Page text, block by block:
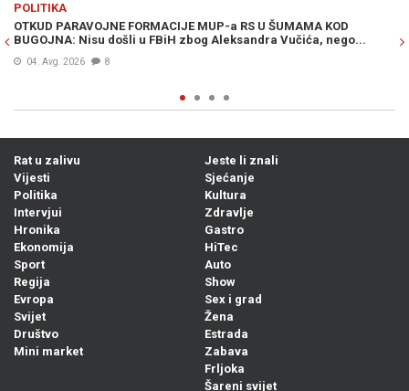
POLITIKA
OTKUD PARAVOJNE FORMACIJE MUP-a RS U ŠUMAMA KOD
BUGOJNA: Nisu došli u FBiH zbog Aleksandra Vučića, nego...
04. Avg. 2026 8
Rat u zalivu
Vijesti
Politika
Intervjui
Hronika
Ekonomija
Sport
Regija
Evropa
Svijet
Društvo
Mini market
Jeste li znali
Sjećanje
Kultura
Zdravlje
Gastro
HiTec
Auto
Show
Sex i grad
Žena
Estrada
Zabava
Frljoka
Šareni svijet